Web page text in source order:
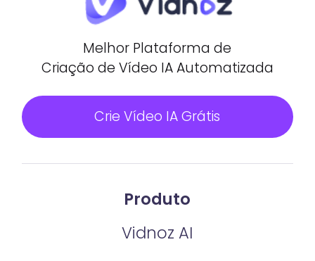
Melhor Plataforma de
Criação de Vídeo IA Automatizada
Crie Vídeo IA Grátis
Produto
Vidnoz AI